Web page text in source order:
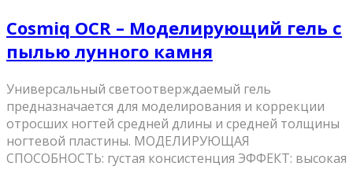
Cosmiq OCR – Моделирующий гель с
пылью лунного камня
Универсальный светоотверждаемый гель
предназначается для моделирования и коррекции
отросших ногтей средней длины и средней толщины
ногтевой пластины. МОДЕЛИРУЮЩАЯ
СПОСОБНОСТЬ: густая консистенция ЭФФЕКТ: высокая